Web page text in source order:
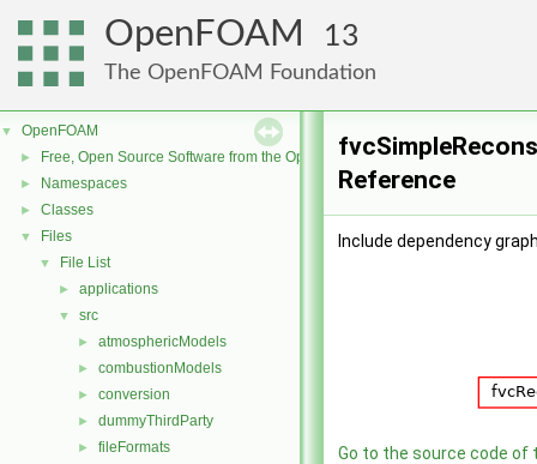
OpenFOAM 13
The OpenFOAM Foundation
▼ OpenFOAM
► Free, Open Source Software from the OpenFOAM Foundation
► Namespaces
► Classes
▼ Files
▼ File List
► applications
▼ src
► atmosphericModels
► combustionModels
► conversion
► dummyThirdParty
► fileFormats
Reference
Include dependency
Go to the source code of